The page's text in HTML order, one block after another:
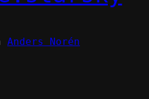
Anders Norén